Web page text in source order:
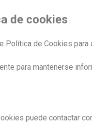
de cookies
Política de Cookies
para mantenerse
puede contactar